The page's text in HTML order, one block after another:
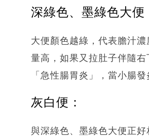
深綠色、墨綠色大便
大便顏色越綠，代表膽汁
量高，如果又拉肚子伴隨
「急性腸胃炎」，當小腸
灰白便：
與深綠色、墨綠色大便正